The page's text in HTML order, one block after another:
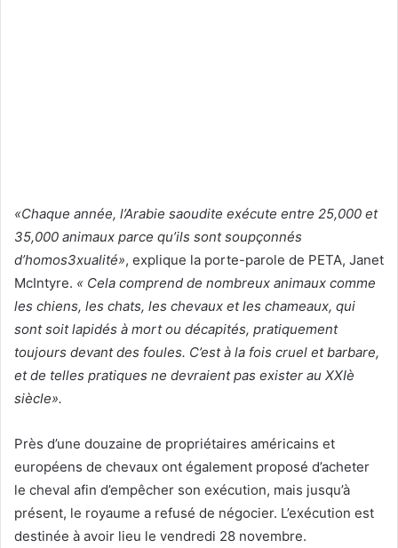
«Chaque année, l’Arabie saoudite exécute entre 25,000 et
35,000 animaux parce qu’ils sont soupçonnés
d’homos3xualité», explique la porte-parole de PETA, Janet
McIntyre. « Cela comprend de nombreux animaux comme
les chiens, les chats, les chevaux et les chameaux, qui
sont soit lapidés à mort ou décapités, pratiquement
toujours devant des foules. C’est à la fois cruel et barbare,
et de telles pratiques ne devraient pas exister au XXIè
siècle».
Près d’une douzaine de propriétaires américains et
européens de chevaux ont également proposé d’acheter
le cheval afin d’empêcher son exécution, mais jusqu’à
présent, le royaume a refusé de négocier. L’exécution est
destinée à avoir lieu le vendredi 28 novembre.